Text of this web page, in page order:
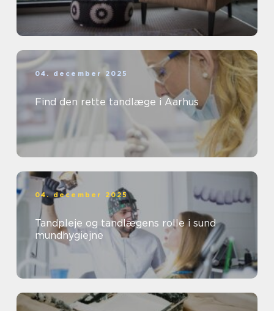
04. december 2025
Find den rette tandlæge i Aarhus
04. december 2025
Tandpleje og tandlægens rolle i sund
mundhygiejne